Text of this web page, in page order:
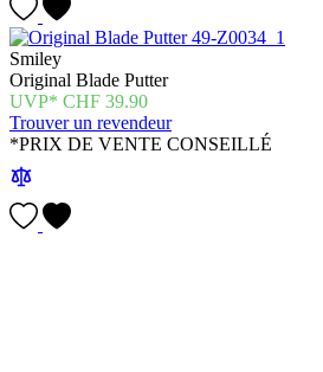
Smiley
Original Blade Putter
CHF 39.90
Trouver un revendeur
*PRIX DE VENTE CONSEILLÉ